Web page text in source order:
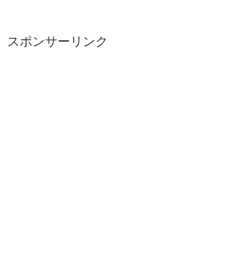
スポンサーリンク